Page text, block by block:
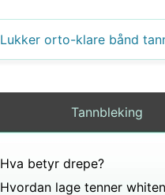
Lukker orto-klare bånd
Tannbleking
Hva betyr drepe?
Hvordan lage tenner